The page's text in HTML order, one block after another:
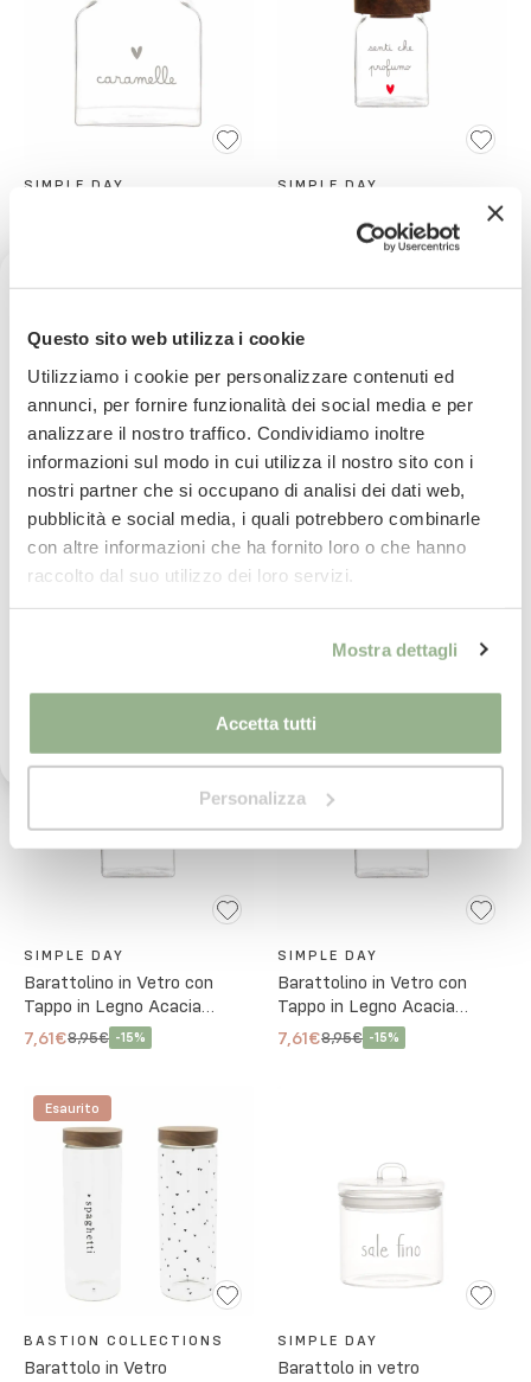
Questo sito web utilizza i cookie
Utilizziamo i cookie per personalizzare contenuti ed
annunci, per fornire funzionalità dei social media e per
analizzare il nostro traffico. Condividiamo inoltre
informazioni sul modo in cui utilizza il nostro sito con i
nostri partner che si occupano di analisi dei dati web,
pubblicità e social media, i quali potrebbero combinarle
con altre informazioni che ha fornito loro o che hanno
raccolto dal suo utilizzo dei loro servizi.
Mostra dettagli
Accetta tutti
Personalizza
SIMPLE DAY SIMPLE DAY
Tappo in Legno Acacia
"Senti Che Profumo"
SIMPLE DAY
Esaurito
SIMPLE DAY
"L'Ingrediente Segreto"
8,95€ -15%
SIMPLE DAY
Barattolino in Vetro con
Tappo in Legno Acacia
"Peperoncino"
7,61€8,95€ -15%
SIMPLE DAY
Barattolino in Vetro con
Tappo in Legno Acacia
"Rosmarino"
7,61€8,95€ -15%
Esaurito
BASTION COLLECTIONS
Barattolo in Vetro
SIMPLE DAY
Barattolo in vetro
Ricevi uno sconto del 10% sul
tuo prossimo ordine
Iscriviti subito alla nostra newsletter
La tua email
Iscrivimi
vostra Privacy Policy ed acconsento al
comunicazioni tramite newsletter.